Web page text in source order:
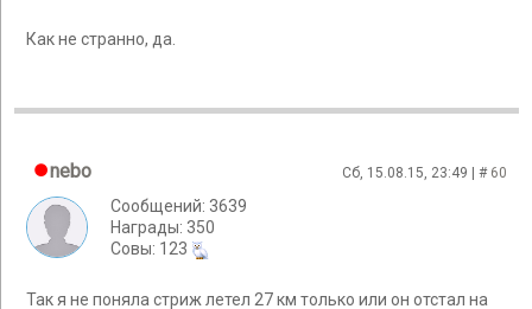
Как не странно, да.
nebo Сб, 15.08.15, 23:49 | # 60
Сообщений: 3639
Награды: 350
Cовы: 123
Так я не поняла стриж летел 27 км только или он отстал на